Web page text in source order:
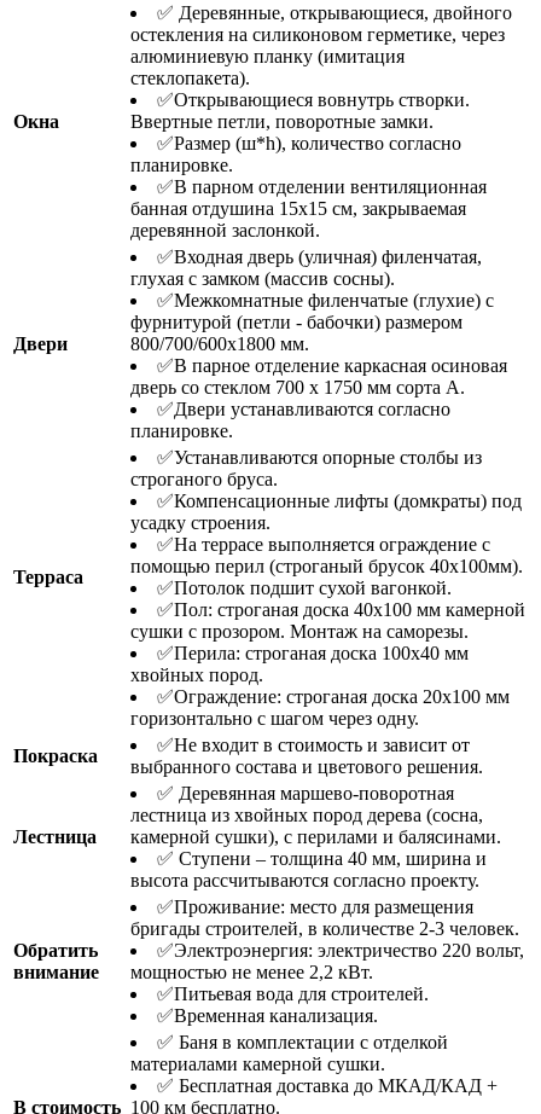
Окна
✅ Деревянные, открывающиеся, двойного
остекления на силиконовом герметике, через
алюминиевую планку (имитация
стеклопакета).
✅Открывающиеся вовнутрь створки.
Ввертные петли, поворотные замки.
✅Размер (ш*h), количество согласно
планировке.
✅В парном отделении вентиляционная
банная отдушина 15х15 см, закрываемая
деревянной заслонкой.
Двери
✅Входная дверь (уличная) филенчатая,
глухая с замком (массив сосны).
✅Межкомнатные филенчатые (глухие) с
фурнитурой (петли - бабочки) размером
800/700/600х1800 мм.
✅В парное отделение каркасная осиновая
дверь со стеклом 700 х 1750 мм сорта А.
✅Двери устанавливаются согласно
планировке.
Терраса
✅Устанавливаются опорные столбы из
строганого бруса.
✅Компенсационные лифты (домкраты) под
усадку строения.
✅На террасе выполняется ограждение с
помощью перил (строганый брусок 40х100мм).
✅Потолок подшит сухой вагонкой.
✅Пол: строганая доска 40х100 мм камерной
сушки с прозором. Монтаж на саморезы.
✅Перила: строганая доска 100х40 мм
хвойных пород.
✅Ограждение: строганая доска 20х100 мм
горизонтально с шагом через одну.
Покраска
✅Не входит в стоимость и зависит от
выбранного состава и цветового решения.
Лестница
✅ Деревянная маршевo-поворотная
лестница из хвойных пород дерева (сосна,
камерной сушки), с перилами и балясинами.
✅ Ступени – толщина 40 мм, ширина и
высота рассчитываются согласно проекту.
Обратить
внимание
✅Проживание: место для размещения
бригады строителей, в количестве 2-3 человек.
✅Электроэнергия: электричество 220 вольт,
мощностью не менее 2,2 кВт.
✅Питьевая вода для строителей.
✅Временная канализация.
В стоимость
✅ Баня в комплектации с отделкой
материалами камерной сушки.
✅ Бесплатная доставка до МКАД/КАД +
100 км бесплатно.